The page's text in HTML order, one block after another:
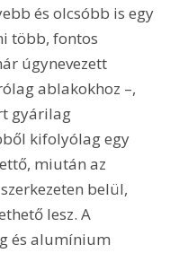
és olcsóbb is egy
több, fontos
úgynevezett
ablakokhoz –,
gyárilag
kifolyólag egy
miután az
belül,
lesz. A
és alumínium